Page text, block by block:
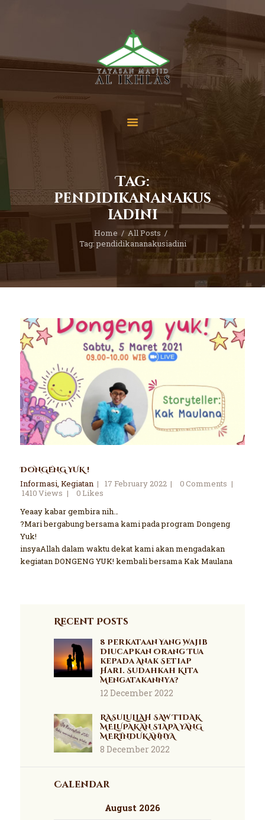
Tag:
pendidikananakus
iadini
Home
All Posts
Tag: pendidikananakusiadini
Beranda
Sekolah
Berita
Yuk Berdonasi
Kontak
DONGENG YUK !
Informasi, Kegiatan 17 February 2022 0Comments
1410Views 0Likes
Yeaay kabar gembira nih…
?Mari bergabung bersama kami pada program Dongeng
Yuk!
insyaAllah dalam waktu dekat kami akan mengadakan
kegiatan DONGENG YUK! kembali bersama Kak Maulana
Recent Posts
8 Perkataan Yang Wajib
Diucapkan Orang Tua
kepada Anak Setiap
Hari. Sudahkah Kita
Mengatakannya?
12 December 2022
RASULULLAH SAW TIDAK
MELUPAKAN SIAPA YANG
MERINDUKANNYA
8 December 2022
Calendar
August 2026